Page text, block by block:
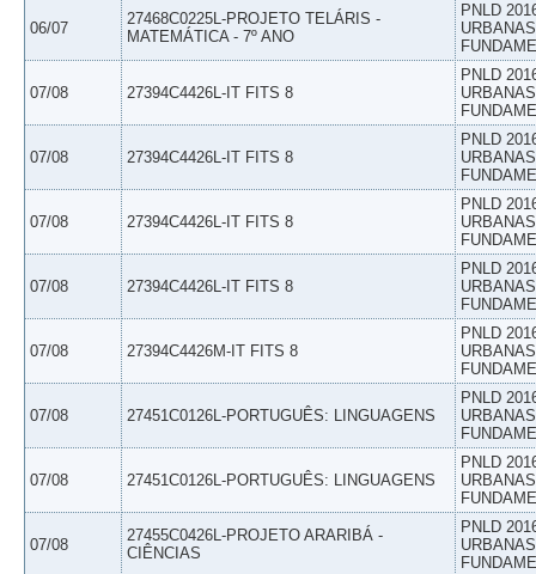
06/07
27468C0225L-PROJETO TELÁRIS -
MATEMÁTICA - 7º ANO
PNLD
07/08 27394C4426L-IT FITS 8
PNLD
07/08 27394C4426L-IT FITS 8
PNLD
07/08 27394C4426L-IT FITS 8
PNLD
07/08 27394C4426L-IT FITS 8
PNLD
07/08 27394C4426M-IT FITS 8
PNLD
07/08 27451C0126L-PORTUGUÊS: LINGUAGENS
PNLD
07/08 27451C0126L-PORTUGUÊS: LINGUAGENS
PNLD
07/08
27455C0426L-PROJETO ARARIBÁ -
CIÊNCIAS
PNLD